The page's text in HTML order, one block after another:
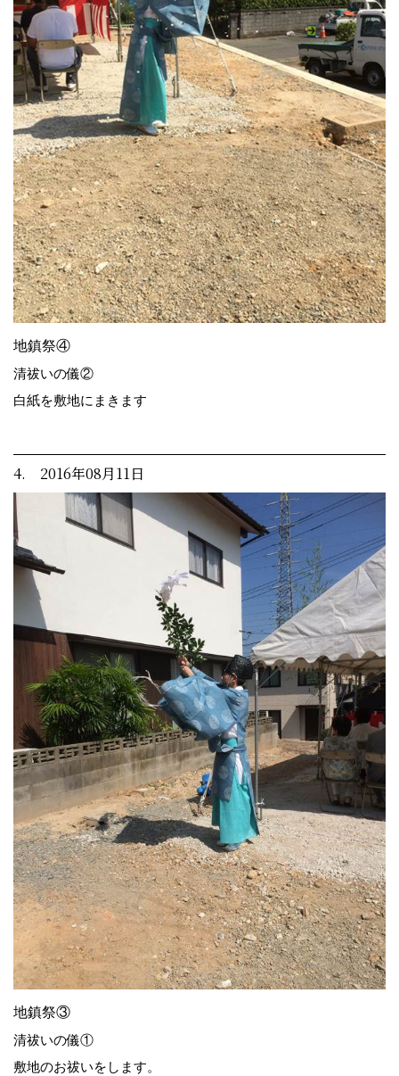
地鎮祭④
清祓いの儀②
白紙を敷地にまきます
4. 2016年08月11日
地鎮祭③
清祓いの儀①
敷地のお祓いをします。